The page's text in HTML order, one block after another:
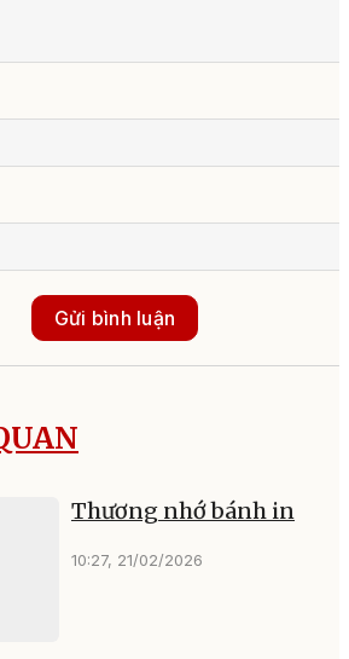
Gửi bình luận
Thương nhớ bánh in
10:27, 21/02/2026